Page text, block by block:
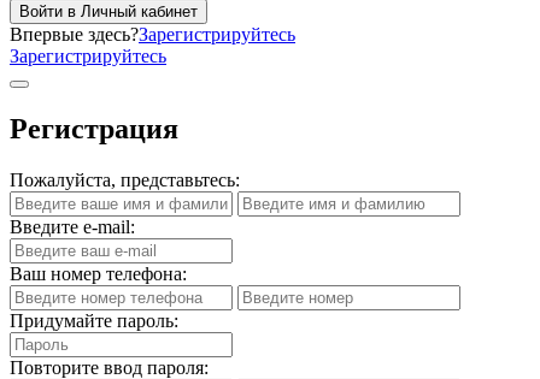
Войти в Личный кабинет
Впервые здесь?Зарегистрируйтесь
Зарегистрируйтесь
Регистрация
Пожалуйста, представьтесь:
Введите e-mail:
Ваш номер телефона:
Придумайте пароль:
Повторите ввод пароля: